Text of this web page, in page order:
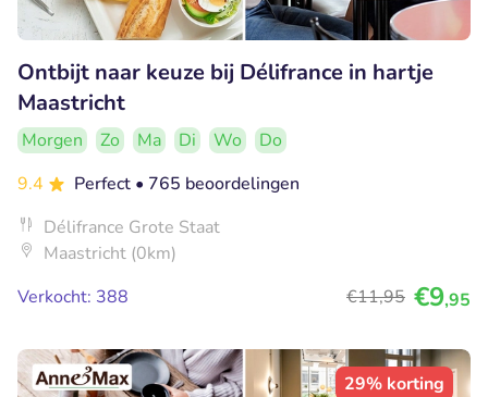
Ontbijt naar keuze bij Délifrance in hartje
Maastricht
Morgen Zo Ma Di Wo
Do
9.4
Perfect • 765 beoordelingen
Délifrance Grote Staat
Maastricht (0km)
Verkocht: 388
€11,95 €9,95
29% korting